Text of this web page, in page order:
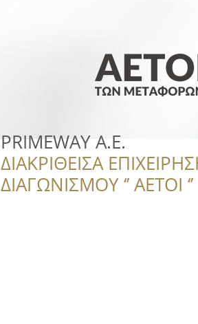
PRIMEWAY Α.Ε.
ΔΙΑΚΡΙΘΕΙΣΑ
ΔΙΑΓΩΝΙΣΜΟΥ ‘’ ΑΕΤΟΙ ‘’